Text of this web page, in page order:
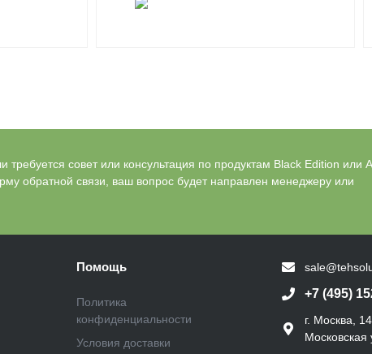
требуется совет или консультация по продуктам Black Edition или
обратной связи, ваш вопрос будет направлен менеджеру или
Помощь
Политика
конфиденциальности
Условия доставки
+7 (495)
г. Москва,